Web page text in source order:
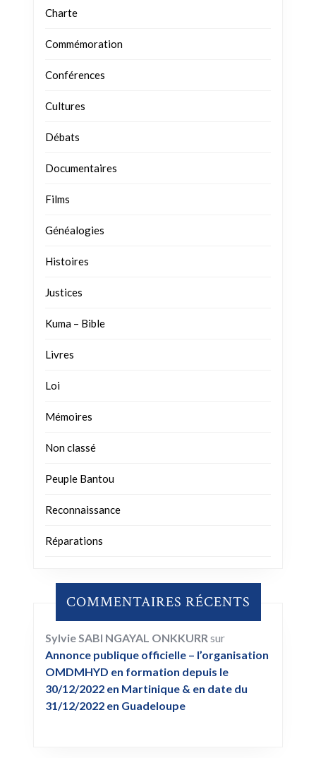
Charte
Commémoration
Conférences
Cultures
Débats
Documentaires
Films
Généalogies
Histoires
Justices
Kuma – Bible
Livres
Loi
Mémoires
Non classé
Peuple Bantou
Reconnaissance
Réparations
COMMENTAIRES RÉCENTS
Sylvie SABI NGAYAL ONKKURR sur
Annonce publique officielle – l’organisation
OMDMHYD en formation depuis le
30/12/2022 en Martinique & en date du
31/12/2022 en Guadeloupe